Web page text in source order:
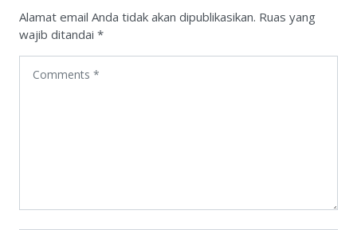
Alamat email Anda tidak akan dipublikasikan. Ruas yang
wajib ditandai *